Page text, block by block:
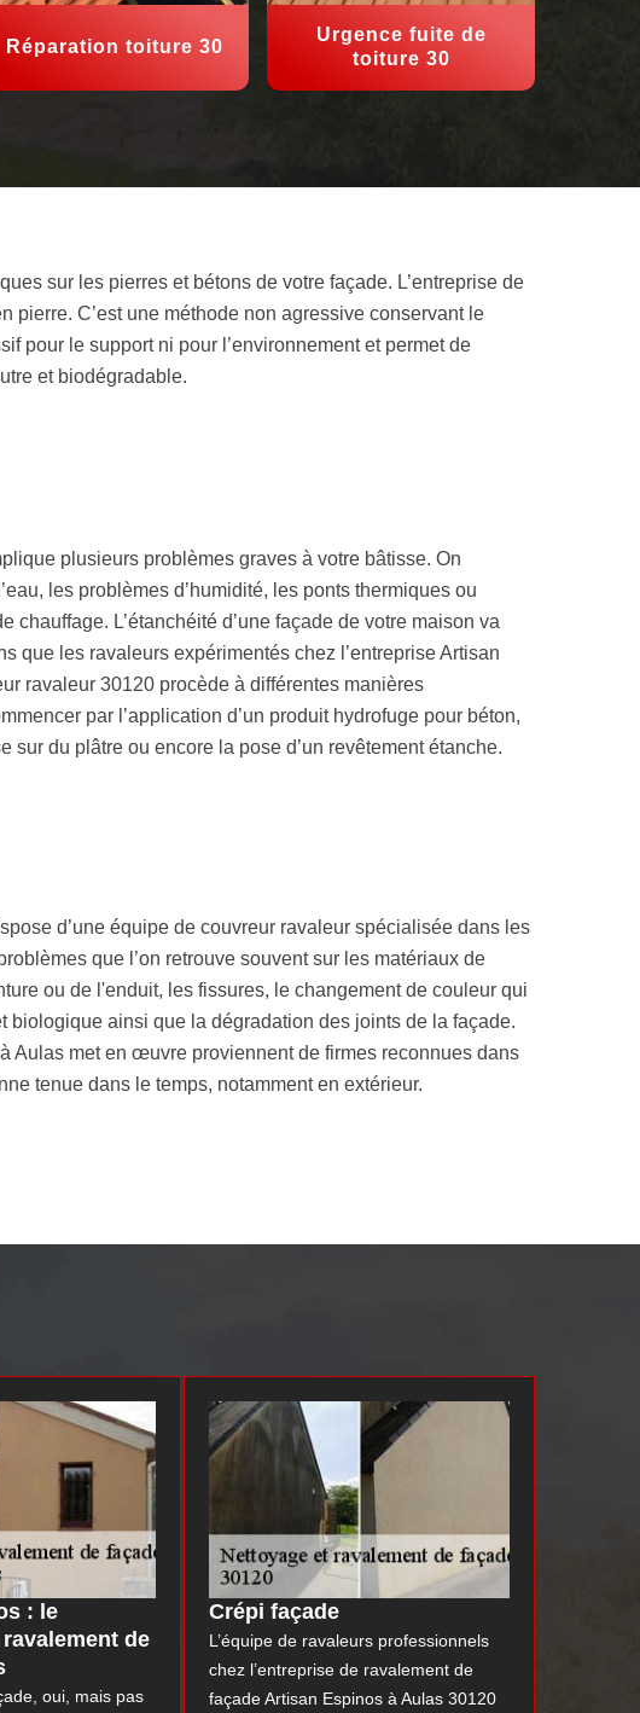
Réparation toiture 30
Urgence fuite de
toiture 30
sur les pierres et bétons de votre façade. L’entreprise de
pierre. C’est une méthode non agressive conservant le
pour le support ni pour l’environnement et permet de
et biodégradable.
plusieurs problèmes graves à votre bâtisse. On
les problèmes d’humidité, les ponts thermiques ou
chauffage. L’étanchéité d’une façade de votre maison va
que les ravaleurs expérimentés chez l’entreprise Artisan
ravaleur 30120 procède à différentes manières
par l’application d’un produit hydrofuge pour béton,
sur du plâtre ou encore la pose d’un revêtement étanche.
d’une équipe de couvreur ravaleur spécialisée dans les
que l’on retrouve souvent sur les matériaux de
ou de l'enduit, les fissures, le changement de couleur qui
biologique ainsi que la dégradation des joints de la façade.
Aulas met en œuvre proviennent de firmes reconnues dans
tenue dans le temps, notamment en extérieur.
: le
de
oui, mais pas
Crépi façade
L’équipe de ravaleurs professionnels
chez l’entreprise de ravalement de
façade Artisan Espinos à Aulas 30120